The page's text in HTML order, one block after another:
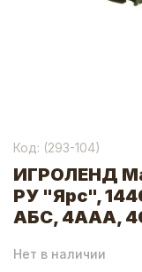
Код: (293-104)
ИГРОЛЕНД
РУ "Ярс",
АБС, 4ААА,
Нет в наличии